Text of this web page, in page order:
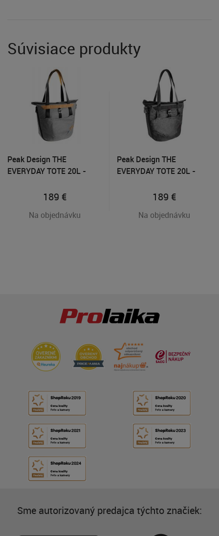
Súvisiace produkty
Peak Design THE
EVERYDAY TOTE 20L -
189 €
Na objednávku
Peak Design THE
EVERYDAY TOTE 20L -
189 €
Na objednávku
Sme autorizovaný predajca týchto značiek: